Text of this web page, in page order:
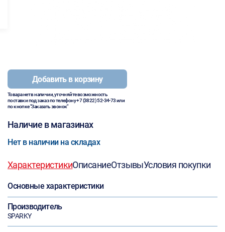
Добавить в корзину
Товара нет в наличии, уточняйте возможность
поставки под заказ по телефону+7 (3822) 52-34-73или
по кнопке "Заказать звонок"
Наличие в магазинах
Нет в наличии на складах
ХарактеристикиОписаниеОтзывыУсловия покупки
Основные характеристики
Производитель
SPARKY